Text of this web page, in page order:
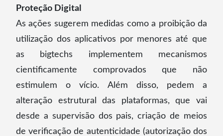
Proteção Digital
As ações sugerem medidas como a proibição da
utilização dos aplicativos por menores até que
as bigtechs implementem mecanismos
cientificamente comprovados que não
estimulem o vício. Além disso, pedem a
alteração estrutural das plataformas, que vai
desde a supervisão dos pais, criação de meios
de verificação de autenticidade (autorização dos